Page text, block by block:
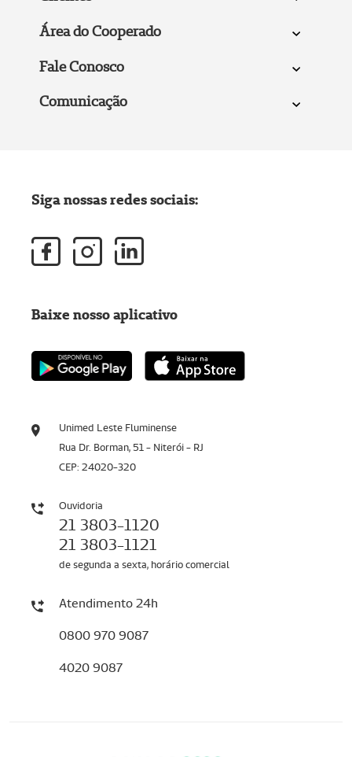
Área do Cooperado
Fale Conosco
Comunicação
Unimed Leste Fluminense
Rua Dr. Borman, 51 - Niterói - RJ
CEP: 24020-320
Ouvidoria
21 3803-1120
21 3803-1121
de segunda a sexta, horário comercial
Atendimento 24h
0800 970 9087
4020 9087
Siga nossas redes sociais:
Baixe nosso aplicativo